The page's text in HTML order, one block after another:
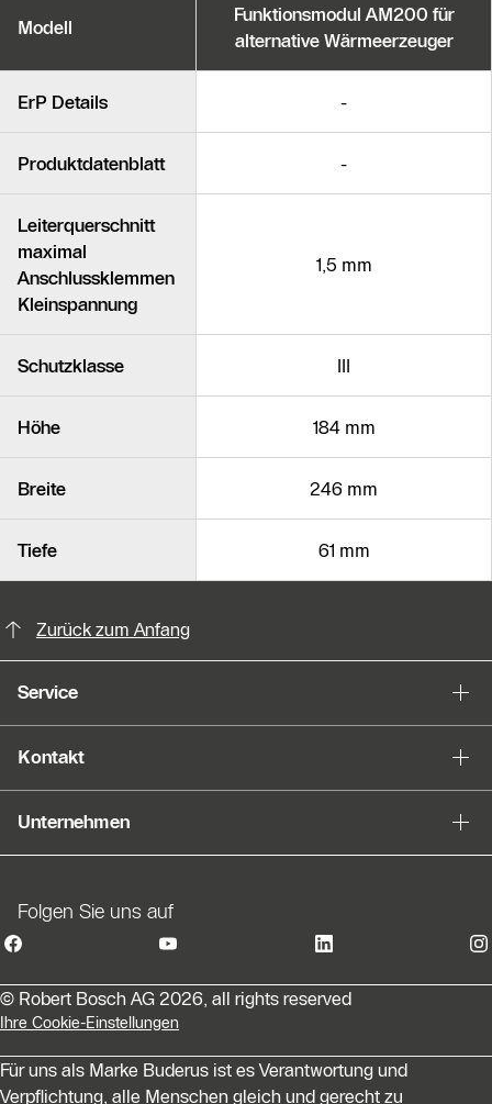
Modell
Funktionsmodul AM200 für
alternative Wärmeerzeuger
ErP Details -
Produktdatenblatt -
Leiterquerschnitt
maximal
Anschlussklemmen
Kleinspannung
1,5 mm
Schutzklasse III
Höhe 184 mm
Breite 246 mm
Tiefe 61 mm
Slider Bildergalerie
Zurück zum Anfang
Service
Kontakt
Unternehmen
Folgen Sie uns auf
© Robert Bosch AG 2026, all rights reserved
Ihre Cookie-Einstellungen
Für uns als Marke Buderus ist es Verantwortung und
Verpflichtung, alle Menschen gleich und gerecht zu